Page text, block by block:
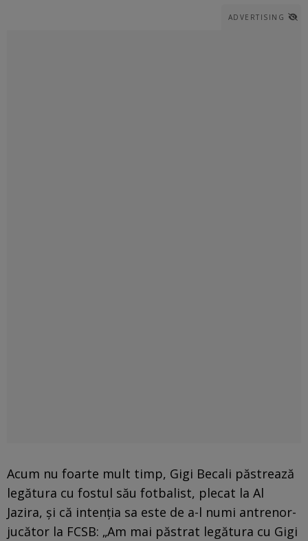
ADVERTISING
Acum nu foarte mult timp, Gigi Becali păstrează
legătura cu fostul său fotbalist, plecat la Al
Jazira, și că intenția sa este de a-l numi antrenor-
jucător la FCSB: „Am mai păstrat legătura cu Gigi